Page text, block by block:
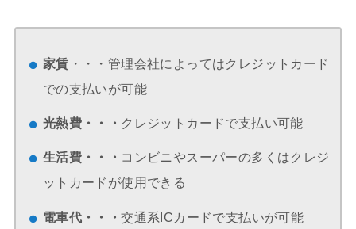
家賃 ・・・管理会社によってはクレジットカード
での支払いが可能
光熱費・・・ クレジットカードで支払い可能
生活費・・・ コンビニやスーパーの多くはクレジ
ットカードが使用できる
電車代・・・交通系ICカードで支払いが可能